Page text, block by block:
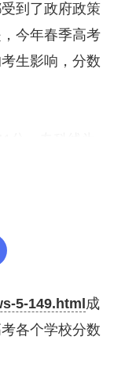
到了政府政策
今年春季高考
生影响，分数
470分，专科
科线为390
519分；重庆
广西壮族自治
州省本科线
5-149.html 成
各个学校分数